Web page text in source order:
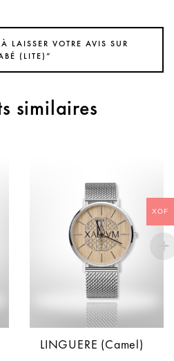
LAISSER VOTRE AVIS SUR
(LITE)”
similaires
LINGUERE (Camel)
XOF